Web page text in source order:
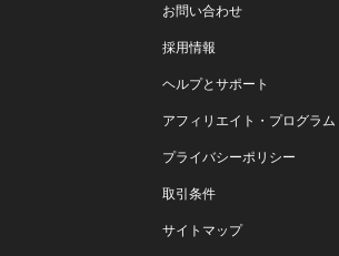
お問い合わせ
採用情報
ヘルプとサポート
アフィリエイト・プログラム
プライバシーポリシー
取引条件
サイトマップ